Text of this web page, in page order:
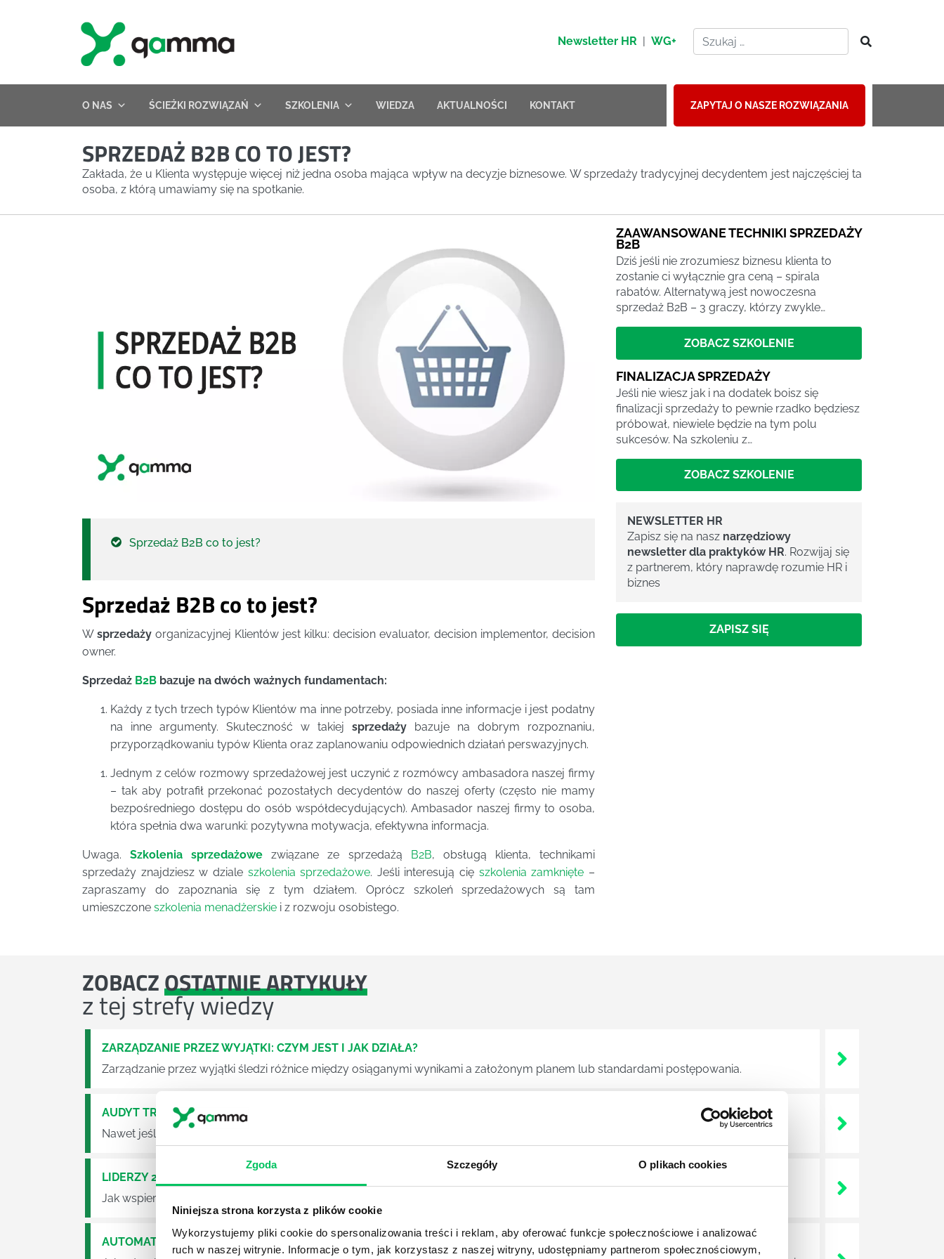
Zgoda Szczegóły O plikach cookies
Niniejsza strona korzysta z plików cookie
Wykorzystujemy pliki cookie do spersonalizowania treści i reklam, aby oferować funkcje społecznościowe i analizować
ruch w naszej witrynie. Informacje o tym, jak korzystasz z naszej witryny, udostępniamy partnerom społecznościowym,
Newsletter HR | WG+
O NAS ŚCIEŻKI ROZWIĄZAŃ SZKOLENIA WIEDZA AKTUALNOŚCI KONTAKT ZAPYTAJ O NASZE ROZWIĄZANIA
SPRZEDAŻ B2B CO TO JEST?
Zakłada, że u Klienta występuje więcej niż jedna osoba mająca wpływ na decyzje biznesowe. W sprzedaży tradycyjnej decydentem jest najczęściej ta
osoba, z którą umawiamy się na spotkanie.
Sprzedaż B2B co to jest?
Sprzedaż B2B co to jest?
W sprzedaży organizacyjnej Klientów jest kilku: decision evaluator, decision implementor, decision
owner.
Sprzedaż B2B bazuje na dwóch ważnych fundamentach:
Każdy z tych trzech typów Klientów ma inne potrzeby, posiada inne informacje i jest podatny
na inne argumenty. Skuteczność w takiej sprzedaży bazuje na dobrym rozpoznaniu,
przyporządkowaniu typów Klienta oraz zaplanowaniu odpowiednich działań perswazyjnych.
Jednym z celów rozmowy sprzedażowej jest uczynić z rozmówcy ambasadora naszej firmy
– tak aby potrafił przekonać pozostałych decydentów do naszej oferty (często nie mamy
bezpośredniego dostępu do osób współdecydujących). Ambasador naszej firmy to osoba,
która spełnia dwa warunki: pozytywna motywacja, efektywna informacja.
Uwaga.Szkolenia sprzedażowe związane ze sprzedażą B2B, obsługą klienta, technikami
sprzedaży znajdziesz w dziale szkolenia sprzedażowe. Jeśli interesują cię szkolenia zamknięte –
zapraszamy do zapoznania się z tym działem. Oprócz szkoleń sprzedażowych są tam
umieszczone szkolenia menadżerskie i z rozwoju osobistego.
ZAAWANSOWANE TECHNIKI SPRZEDAŻY
B2B
Dziś jeśli nie zrozumiesz biznesu klienta to
zostanie ci wyłącznie gra ceną – spirala
rabatów. Alternatywą jest nowoczesna
sprzedaż B2B – 3 graczy, którzy zwykle…
ZOBACZ SZKOLENIE
FINALIZACJA SPRZEDAŻY
Jeśli nie wiesz jak i na dodatek boisz się
finalizacji sprzedaży to pewnie rzadko będziesz
próbował, niewiele będzie na tym polu
sukcesów. Na szkoleniu z…
ZOBACZ SZKOLENIE
NEWSLETTER HR
Zapisz się na nasz narzędziowy
newsletter dla praktyków HR. Rozwijaj się
z partnerem, który naprawdę rozumie HR i
biznes
ZAPISZ SIĘ
ZOBACZOSTATNIE ARTYKUŁY
z tej strefy wiedzy
ZARZĄDZANIE PRZEZ WYJĄTKI: CZYM JEST I JAK DZIAŁA?
Zarządzanie przez wyjątki śledzi różnice między osiąganymi wynikami a założonym planem lub standardami postępowania.
AUDYT TRANSPARENTNOŚCI WYNAGRODZEŃ: CO SPRAWDZIĆ, ABY UNIKNĄĆ NAJDROŻSZYCH BŁĘDÓW
Nawet jeśli Twoja firma ma regulamin, do skutecznego wdrożenia Dyrektywy niezbędny okazać może się audyt transparentności.
LIDERZY 2026: 7 TRENDÓW, KTÓRE WYRÓŻNIAJĄ NAJSKUTECZNIEJSZYCH MENEDŻERÓW
Jak wspierać liderów, żeby rozwój naprawdę przekładał się na zachowania i wyniki, a nie kończył się na sali szkoleniowej?
AUTOMATYZACJA W HR: JAK ODZYSKAĆ CZAS DLA LUDZI